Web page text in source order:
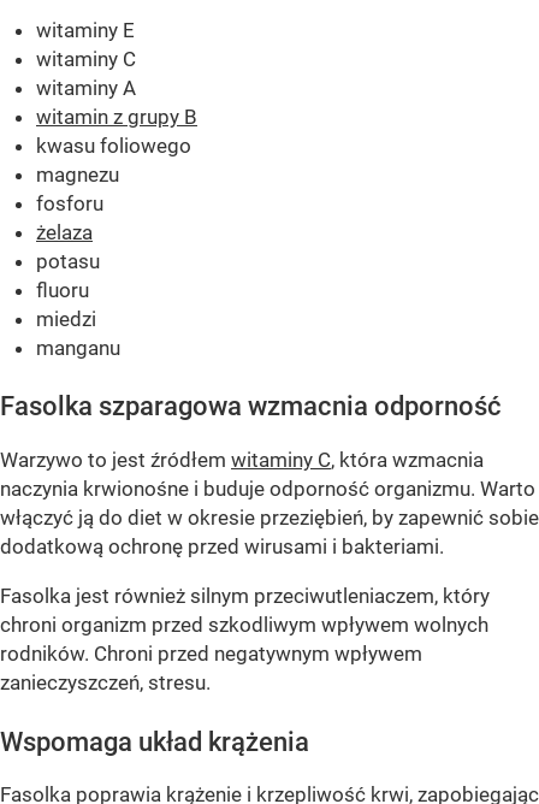
witaminy E
witaminy C
witaminy A
witamin z grupy B
kwasu foliowego
magnezu
fosforu
żelaza
potasu
fluoru
miedzi
manganu
Fasolka szparagowa wzmacnia odporność
Warzywo to jest źródłem witaminy C, która wzmacnia
naczynia krwionośne i buduje odporność organizmu. Warto
włączyć ją do diet w okresie przeziębień, by zapewnić sobie
dodatkową ochronę przed wirusami i bakteriami.
Fasolka jest również silnym przeciwutleniaczem, który
chroni organizm przed szkodliwym wpływem wolnych
rodników. Chroni przed negatywnym wpływem
zanieczyszczeń, stresu.
Wspomaga układ krążenia
Fasolka poprawia krążenie i krzepliwość krwi, zapobiegając